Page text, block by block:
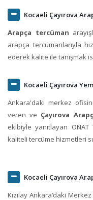
Kocaeli Çayırova
Arapça tercüman
arapça tercümanlarıyla
ederek kalite ile tanışmak
Kocaeli Çayırova
Ankara'daki merkez
veren ve Çayırova
ekibiyle yanıtlayan
kaliteli tercüme hizmetleri
Kocaeli Çayırova
Kızılay Ankara‘daki